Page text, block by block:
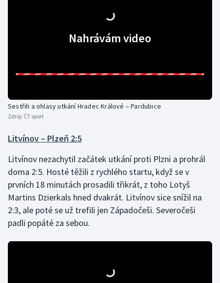
Nahrávám video
Sestřih a ohlasy utkání Hradec Králové – Pardubice
Zdroj: ČT sport
Litvínov – Plzeň 2:5
Litvínov nezachytil začátek utkání proti Plzni a prohrál
doma 2:5. Hosté těžili z rychlého startu, když se v
prvních 18 minutách prosadili třikrát, z toho Lotyš
Martins Dzierkals hned dvakrát. Litvínov sice snížil na
2:3, ale poté se už trefili jen Západočeši. Severočeši
padli popáté za sebou.